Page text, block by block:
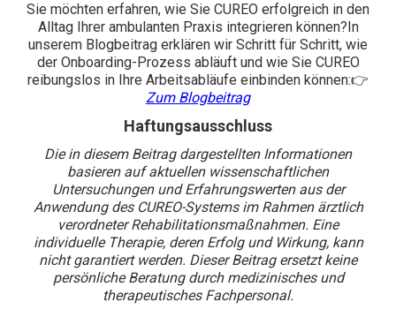
Sie möchten erfahren, wie Sie CUREO erfolgreich in den
Alltag Ihrer ambulanten Praxis integrieren können?In
unserem Blogbeitrag erklären wir Schritt für Schritt, wie
der Onboarding-Prozess abläuft und wie Sie CUREO
reibungslos in Ihre Arbeitsabläufe einbinden können:👉
Zum Blogbeitrag
Haftungsausschluss
Die in diesem Beitrag dargestellten Informationen
basieren auf aktuellen wissenschaftlichen
Untersuchungen und Erfahrungswerten aus der
Anwendung des CUREO-Systems im Rahmen ärztlich
verordneter Rehabilitationsmaßnahmen. Eine
individuelle Therapie, deren Erfolg und Wirkung, kann
nicht garantiert werden. Dieser Beitrag ersetzt keine
persönliche Beratung durch medizinisches und
therapeutisches Fachpersonal.